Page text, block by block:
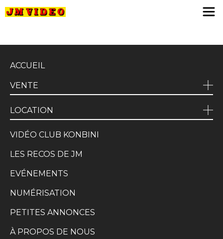
ACCUEIL
VENTE
LOCATION
VIDÉO CLUB KONBINI
LES RECOS DE JM
EVÉNEMENTS
NUMÉRISATION
PETITES ANNONCES
À PROPOS DE NOUS